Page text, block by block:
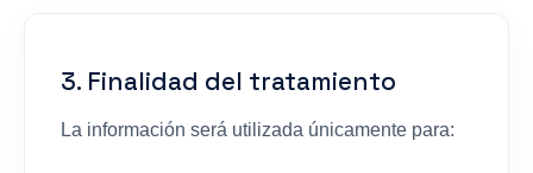
3. Finalidad del tratamiento
La información será utilizada únicamente para: